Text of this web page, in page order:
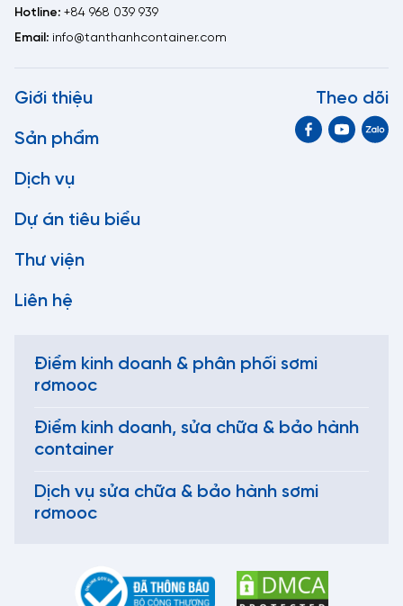
Hotline: +84 968 039 939
Email: info@tanthanhcontainer.com
Giới thiệu
Sản phẩm
Dịch vụ
Dự án tiêu biểu
Thư viện
Liên hệ
Theo dõi
Điểm kinh doanh & phân phối sơmi
rơmooc
Điểm kinh doanh, sửa chữa & bảo hành
container
Dịch vụ sửa chữa & bảo hành sơmi
rơmooc